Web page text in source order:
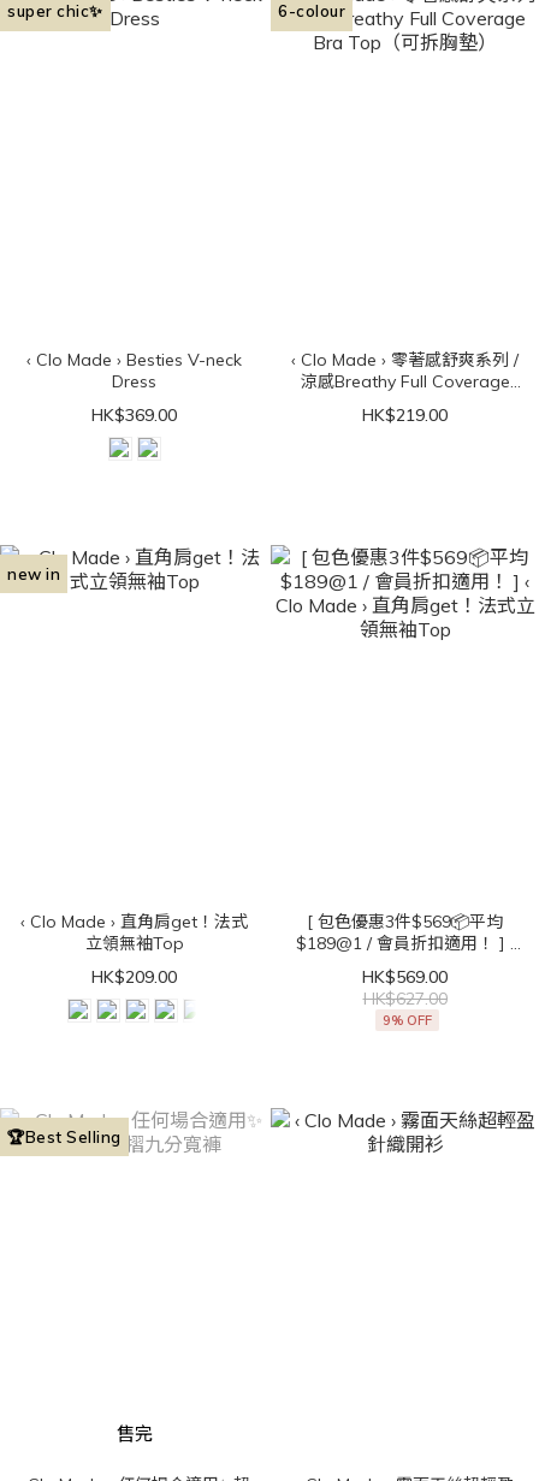
super chic✨
‹ Clo Made › Besties V-neck
Dress
HK$369.00
6-colour
‹ Clo Made › 零著感舒爽系列 /
涼感Breathy Full Coverage
Bra Top（可拆胸墊）
HK$219.00
new in
‹ Clo Made › 直角肩get！法式
立領無袖Top
HK$209.00
[ 包色優惠3件$569📦平均
$189@1 / 會員折扣適用！ ] ‹
Clo Made › 直角肩get！法式
立領無袖Top
HK$569.00
HK$627.00
9% OFF
🏆Best Selling
售完